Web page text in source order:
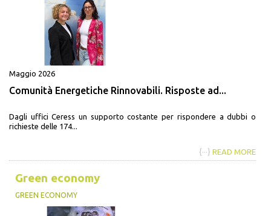
Maggio 2026
Comunità Energetiche Rinnovabili. Risposte ad...
Dagli uffici Ceress un supporto costante per rispondere a dubbi o
richieste delle 174...
{···} READ MORE
Green economy
GREEN ECONOMY